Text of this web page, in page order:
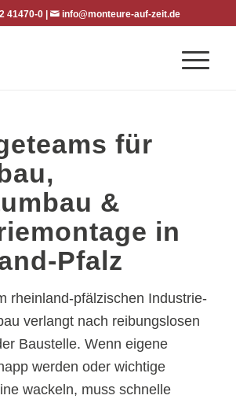
41470-0 | info@monteure-auf-zeit.de
für
&
in
Pfalz
rheinland-pfälzischen Industrie-
verlangt nach reibungslosen
Baustelle. Wenn eigene
werden oder wichtige
wackeln, muss schnelle